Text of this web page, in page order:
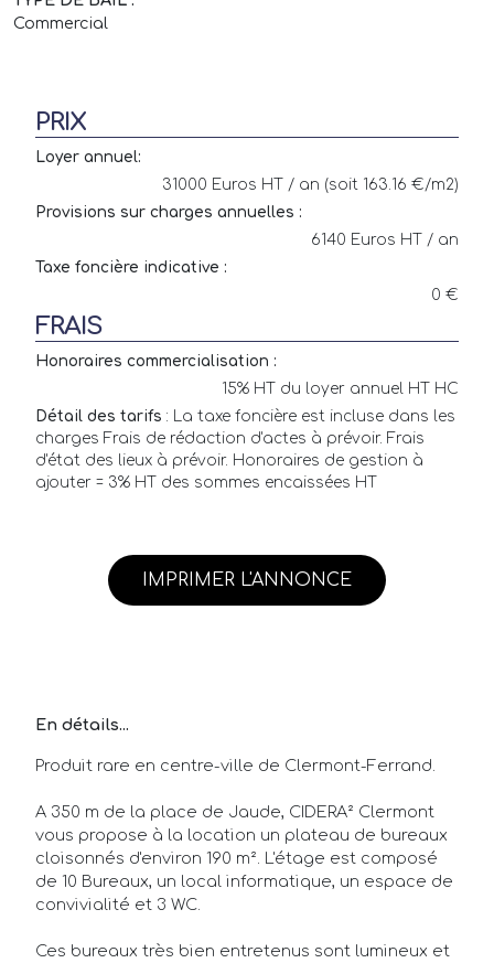
Commercial
PRIX
Loyer annuel:
31000 Euros HT / an (soit 163.16 €/m2)
Provisions sur charges annuelles :
6140 Euros HT / an
Taxe foncière indicative :
0 €
FRAIS
Honoraires commercialisation :
15% HT du loyer annuel HT HC
Détail des tarifs : La taxe foncière est incluse dans les
charges Frais de rédaction d'actes à prévoir. Frais
d'état des lieux à prévoir. Honoraires de gestion à
ajouter = 3% HT des sommes encaissées HT
IMPRIMER L'ANNONCE
En détails...
Produit rare en centre-ville de Clermont-Ferrand.
A 350 m de la place de Jaude, CIDERA² Clermont
vous propose à la location un plateau de bureaux
cloisonnés d'environ 190 m². L'étage est composé
de 10 Bureaux, un local informatique, un espace de
convivialité et 3 WC.
Ces bureaux très bien entretenus sont lumineux et